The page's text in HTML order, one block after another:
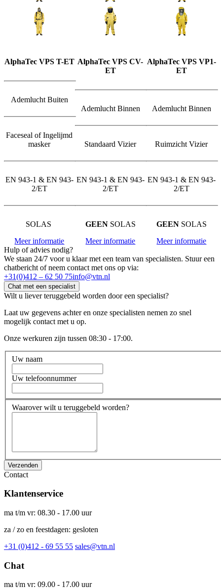
AlphaTec VPS T-ET
Ademlucht Buiten
Faceseal of Ingelijmd
masker
EN 943-1 & EN 943-
2/ET
SOLAS
Meer informatie
AlphaTec VPS CV-
ET
Ademlucht Binnen
Standaard Vizier
EN 943-1 & EN 943-
2/ET
GEENSOLAS
Meer informatie
AlphaTec VPS VP1-
ET
Ademlucht Binnen
Ruimzicht Vizier
EN 943-1 & EN 943-
2/ET
GEENSOLAS
Meer informatie
Hulp of advies nodig?
We staan 24/7 voor u klaar met een team van specialisten. Stuur een
chatbericht of neem contact met ons op via:
+31(0)412 – 62 50 75info@vtn.nl
Chat met een specialist
Wilt u liever teruggebeld worden door een specialist?
Laat uw gegevens achter en onze specialisten nemen zo snel
mogelijk contact met u op.
Onze werkuren zijn tussen 08:30 - 17:00.
Uw naam
Uw telefoonnummer
Waarover wilt u teruggebeld worden?
Verzenden
Contact
Klantenservice
ma t/m vr: 08.30 - 17.00 uur
za / zo en feestdagen: gesloten
+31 (0)412 - 69 55 55 sales@vtn.nl
Chat
ma t/m vr: 09.00 - 17.00 uur